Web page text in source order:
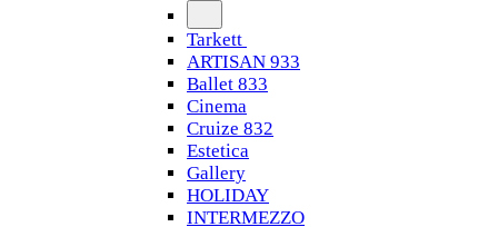
Tarkett
ARTISAN 933
Ballet 833
Cinema
Cruize 832
Estetica
Gallery
HOLIDAY
INTERMEZZO